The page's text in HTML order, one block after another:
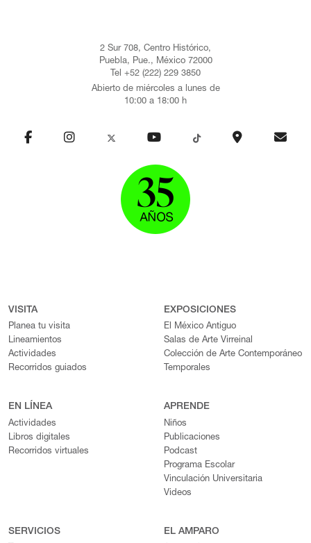
2 Sur 708, Centro Histórico,
Puebla, Pue., México 72000
Tel +52 (222) 229 3850
Abierto de miércoles a lunes de
10:00 a 18:00 h
VISITA
Planea tu visita
Lineamientos
Actividades
Recorridos guiados
EXPOSICIONES
El México Antiguo
Salas de Arte Virreinal
Colección de Arte Contemporáneo
Temporales
EN LÍNEA
Actividades
Libros digitales
Recorridos virtuales
APRENDE
Niños
Publicaciones
Podcast
Programa Escolar
Vinculación Universitaria
Videos
SERVICIOS EL AMPARO